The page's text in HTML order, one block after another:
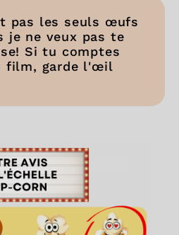
pas les seuls œufs
je ne veux pas te
Si tu comptes
film, garde l'œil